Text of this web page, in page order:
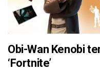
Obi-Wan Kenobi
‘Fortnite’